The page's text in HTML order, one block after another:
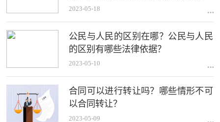
什么？
2023-05-18
公民与人民的区别在哪？公民与人民
的区别有哪些法律依据？
2023-05-10
合同可以进行转让吗？哪些情形不可
以合同转让？
2023-05-09